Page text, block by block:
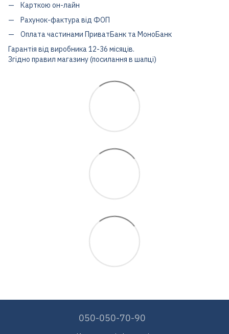
Карткою он-лайн
Рахунок-фактура від ФОП
Оплата частинами ПриватБанк та МоноБанк
Гарантія від виробника 12-36 місяців.
Згідно правил магазину (посилання в шапці)
050-050-70-90